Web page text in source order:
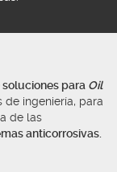
soluciones para Oil
de ingeniería, para
de las
anticorrosivas.